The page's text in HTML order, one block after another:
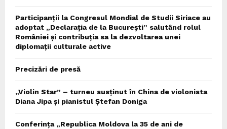
Participanții la Congresul Mondial de Studii Siriace au
adoptat „Declarația de la București” salutând rolul
României și contribuția sa la dezvoltarea unei
diplomații culturale active
Precizări de presă
„Violin Star” – turneu susținut în China de violonista
Diana Jipa și pianistul Ștefan Doniga
Conferința „Republica Moldova la 35 de ani de